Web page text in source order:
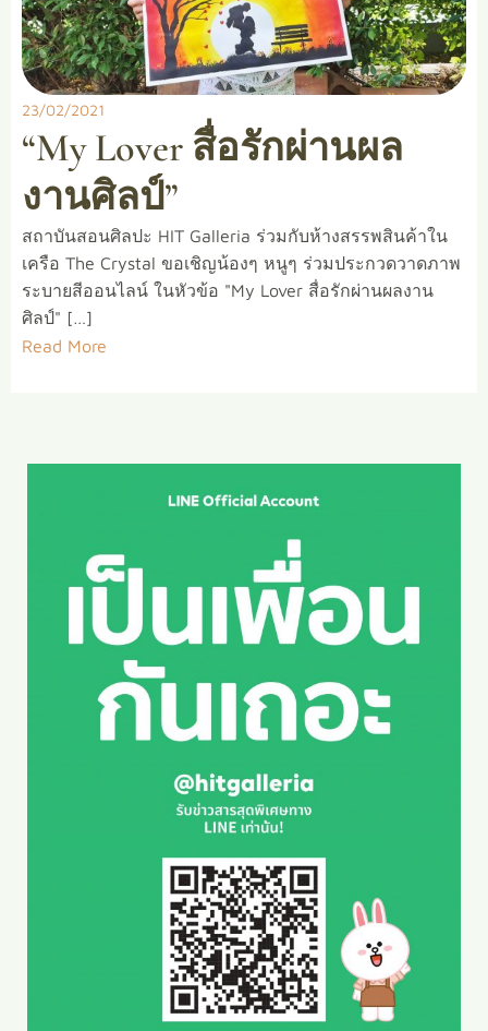
23/02/2021
“My Lover สื่อรักผ่านผล
งานศิลป์”
สถาบันสอนศิลปะ HIT Galleria ร่วมกับห้างสรรพสินค้าใน
เครือ The Crystal ขอเชิญน้องๆ หนูๆ ร่วมประกวดวาดภาพ
ระบายสีออนไลน์ ในหัวข้อ "My Lover สื่อรักผ่านผลงาน
ศิลป์" […]
Read More